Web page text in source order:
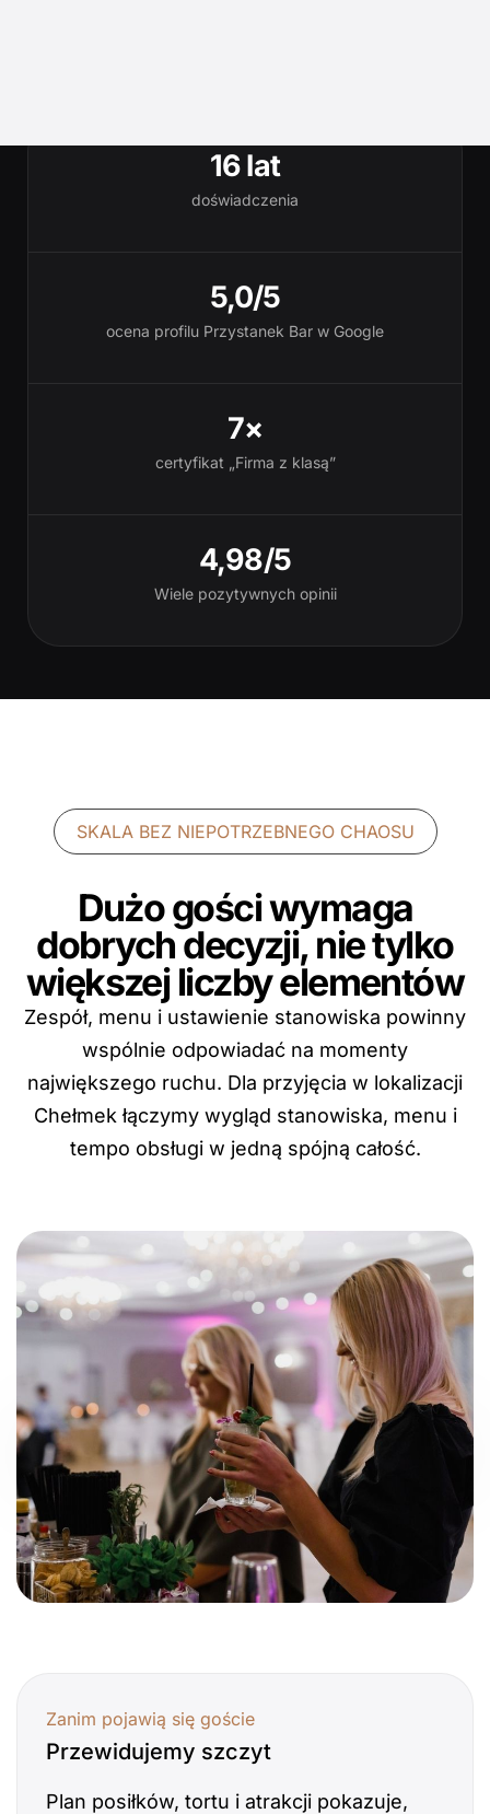
16 lat
doświadczenia
5,0/5
ocena profilu Przystanek Bar w Google
7×
certyfikat „Firma z klasą”
4,98/5
Wiele pozytywnych opinii
SKALA BEZ NIEPOTRZEBNEGO CHAOSU
Dużo gości wymaga
dobrych decyzji, nie tylko
większej liczby elementów
Zespół, menu i ustawienie stanowiska powinny
wspólnie odpowiadać na momenty
największego ruchu. Dla przyjęcia w lokalizacji
Chełmek łączymy wygląd stanowiska, menu i
tempo obsługi w jedną spójną całość.
Zanim pojawią się goście
Przewidujemy szczyt
Plan posiłków, tortu i atrakcji pokazuje,